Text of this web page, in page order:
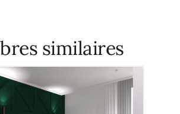
similaires